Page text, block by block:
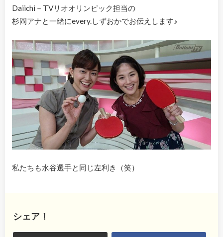
Daiichi－TVリオオリンピック担当の
杉岡アナと一緒にevery.しずおかでお伝えします♪
私たちも水谷選手と同じ左利き（笑）
シェア！